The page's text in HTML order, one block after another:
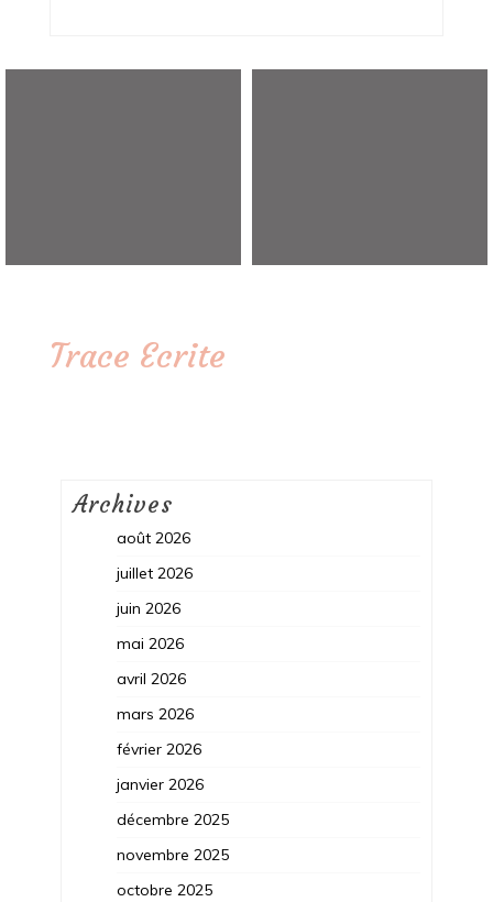
Trace Ecrite
Archives
août 2026
juillet 2026
juin 2026
mai 2026
avril 2026
mars 2026
février 2026
janvier 2026
décembre 2025
novembre 2025
octobre 2025